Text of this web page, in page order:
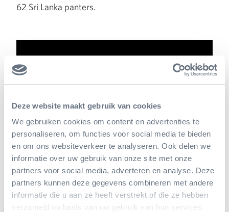
Deze website maakt gebruik van cookies
We gebruiken cookies om content en advertenties te
personaliseren, om functies voor social media te bieden
en om ons websiteverkeer te analyseren. Ook delen we
informatie over uw gebruik van onze site met onze
partners voor social media, adverteren en analyse. Deze
partners kunnen deze gegevens combineren met andere
informatie die u aan ze heeft verstrekt of die ze hebben
verzameld op basis van uw gebruik van hun services.
62 Sri Lanka panters.